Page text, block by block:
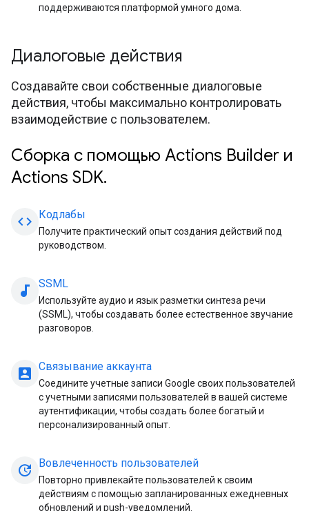
поддерживаются платформой умного дома.
Диалоговые действия
Создавайте свои собственные диалоговые
действия, чтобы максимально контролировать
взаимодействие с пользователем.
Сборка с помощью Actions Builder и
Actions SDK.
code Кодлабы
Получите практический опыт создания действий под
руководством.
audiotrack SSML
Используйте аудио и язык разметки синтеза речи
(SSML), чтобы создавать более естественное звучание
разговоров.
account_box Связывание аккаунта
Соедините учетные записи Google своих пользователей
с учетными записями пользователей в вашей системе
аутентификации, чтобы создать более богатый и
персонализированный опыт.
update Вовлеченность пользователей
Повторно привлекайте пользователей к своим
действиям с помощью запланированных ежедневных
обновлений и push-уведомлений.